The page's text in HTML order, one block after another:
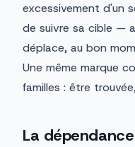
excessivement d'un
de suivre sa cible —
déplace, au bon
Une même marque
familles : être
La